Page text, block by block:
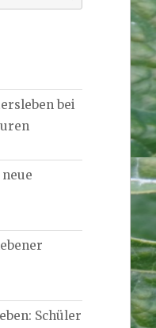
bei
Schüler